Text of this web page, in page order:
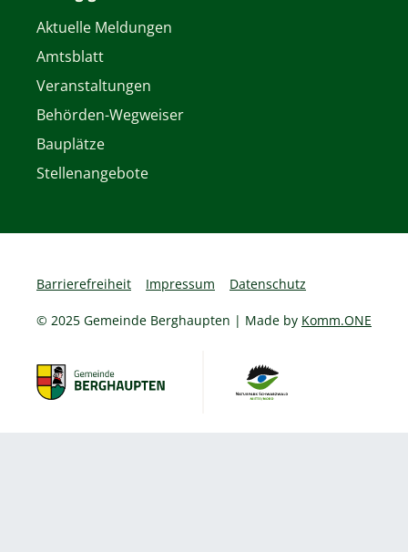
Aktuelle Meldungen
Amtsblatt
Veranstaltungen
Behörden-Wegweiser
Bauplätze
Stellenangebote
Barrierefreiheit Impressum Datenschutz
© 2025 Gemeinde Berghaupten | Made by Komm.ONE